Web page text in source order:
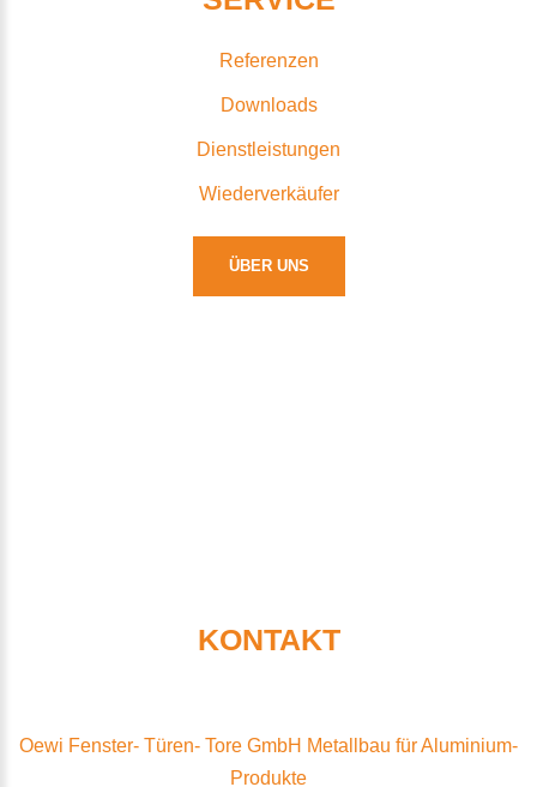
Referenzen
Downloads
Dienstleistungen
Wiederverkäufer
ÜBER UNS
KONTAKT
Oewi Fenster- Türen- Tore GmbH Metallbau für Aluminium-
Produkte